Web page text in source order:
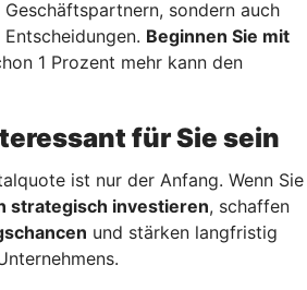
sondern auch
Entscheidungen. Beginnen Sie mit
1 Prozent mehr kann den
für Sie sein
ist nur der Anfang. Wenn Sie
strategisch investieren, schaffen
und stärken langfristig